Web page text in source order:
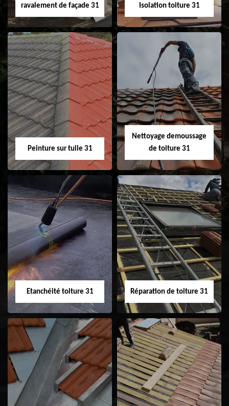
ravalement de façade 31
Nettoyage et
ravalement de
façade 31
Isolation toiture 31
Isolation toiture 31
Peinture sur tuile 31
Peinture sur tuile
31
Nettoyage demoussage
de toiture 31
Nettoyage
demoussage de
toiture 31
Etanchéité toiture 31
Etanchéité toiture
31
Réparation de toiture 31
Réparation de
toiture 31